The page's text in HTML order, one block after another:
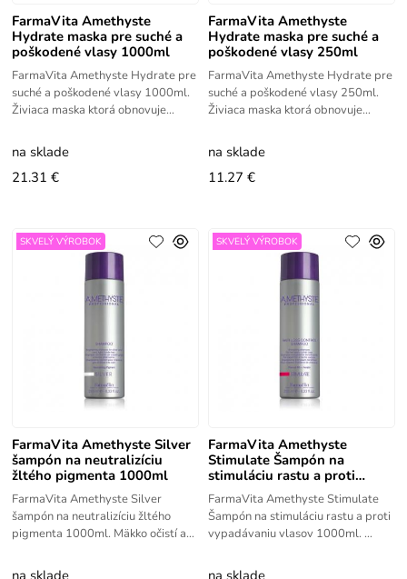
FarmaVita Amethyste
Hydrate maska pre suché a
poškodené vlasy 1000ml
FarmaVita Amethyste Hydrate pre
suché a poškodené vlasy 1000ml.
Živiaca maska ktorá obnovuje
veľa aktívnych prvkov, urobí
na sklade
21.31 €
FarmaVita Amethyste
Hydrate maska pre suché a
poškodené vlasy 250ml
FarmaVita Amethyste Hydrate pre
suché a poškodené vlasy 250ml.
Živiaca maska ktorá obnovuje
veľa aktívnych prvkov, urobí
na sklade
11.27 €
FarmaVita Amethyste Silver
šampón na neutralizíciu
žltého pigmenta 1000ml
FarmaVita Amethyste Silver
šampón na neutralizíciu žltého
pigmenta 1000ml. Mäkko očistí a
žltého odtieňa, vďaka proti-
SKVELÝ VÝROBOK
FarmaVita Amethyste
Stimulate Šampón na
stimuláciu rastu a proti
vypadávaniu vlasov 1000ml
FarmaVita Amethyste Stimulate
Šampón na stimuláciu rastu a proti
vypadávaniu vlasov 1000ml.
posilnenie tenkých a
SKVELÝ VÝROBOK